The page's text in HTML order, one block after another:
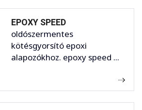
EPOXY SPEED
oldószermentes
kötésgyorsító epoxi
alapozókhoz. epoxy speed ...